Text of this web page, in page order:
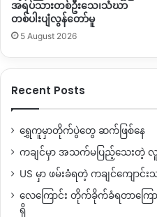
အရပ်သားတစ်ဦးသေ၊သံဃာ
တစ်ပါးပျံလွန်တော်မူ
5 August 2026
Recent Posts
ရွှေကူမှာတိုက်ပွဲတွေ ဆက်ဖြစ်နေ
ကချင်မှာ အသက်မပြည့်သေးတဲ့ လူ
US မှာ ဖမ်းခံရတဲ့ ကချင်ကျောင်
လေကြောင်း တိုက်ခိုက်ခံရတာကြေ
ရှိ